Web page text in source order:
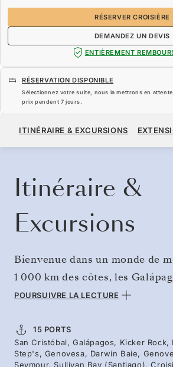
RÉSERVER CROISIÈRE
DEMANDEZ UN DEVIS
ENTIÈREMENT
RÉSERVATION DISPONIBLE
Sélectionnez votre suite, nous la mettrons en
prix pendent 7 jours.
À PARTIR DE 13 770
ITINÉRAIRE & EXCURSIONS
Itinéraire &
Excursions
Bienvenue dans un monde de
1 000 km des côtes, les
d’inspiration de la théorie
biodiversité. Explorez des îles
des fous à pieds rouges et des
POURSUIVRE LA LECTURE
15 PORTS
San Cristóbal, Galápagos, Kicker Rock,
Step's, Genovesa, Darwin Baie,
Seymour, Sullivan Bay (Santiago),